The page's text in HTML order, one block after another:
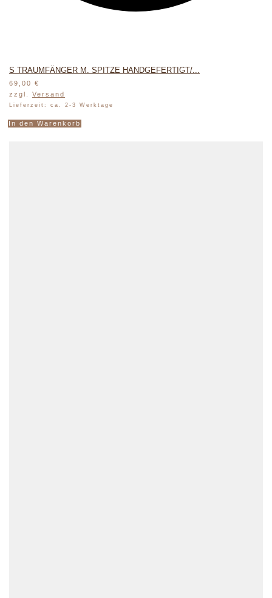
S TRAUMFÄNGER M. SPITZE HANDGEFERTIGT/...
69,00 €
zzgl. Versand
Lieferzeit: ca. 2-3 Werktage
In den Warenkorb